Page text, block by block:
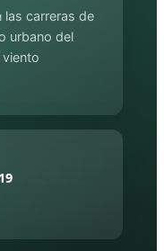
las carreras de
urbano del